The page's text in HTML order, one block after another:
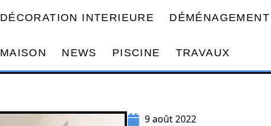
DÉCORATION INTERIEURE DÉMÉNAGEMENT
MAISON NEWS PISCINE TRAVAUX
9 août 2022